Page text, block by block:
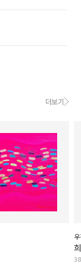
더보기